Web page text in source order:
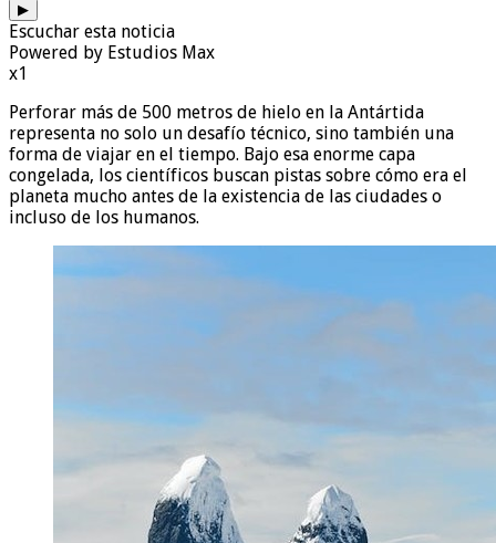
▶
Escuchar esta noticia
Powered by Estudios Max
x1
Perforar más de 500 metros de hielo en la Antártida
representa no solo un desafío técnico, sino también una
forma de viajar en el tiempo. Bajo esa enorme capa
congelada, los científicos buscan pistas sobre cómo era el
planeta mucho antes de la existencia de las ciudades o
incluso de los humanos.